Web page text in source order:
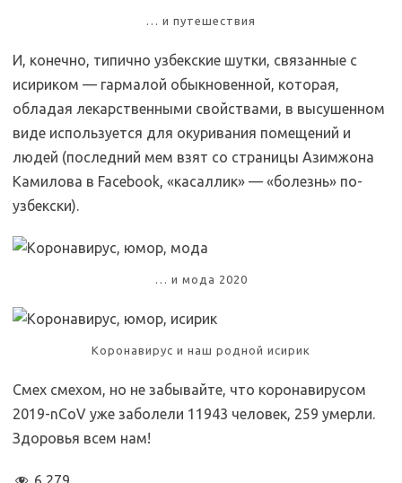
… и путешествия
И, конечно, типично узбекские шутки, связанные с
исириком — гармалой обыкновенной, которая,
обладая лекарственными свойствами, в высушенном
виде используется для окуривания помещений и
людей (последний мем взят со страницы Азимжона
Камилова в Facebook, «касаллик» — «болезнь» по-
узбекски).
… и мода 2020
Коронавирус и наш родной исирик
Смех смехом, но не забывайте, что коронавирусом
2019-nCoV уже заболели 11943 человек, 259 умерли.
Здоровья всем нам!